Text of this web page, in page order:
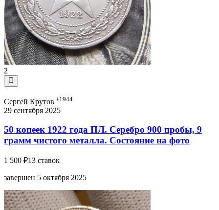
2
Сергей Крутов +1944
29 сентября 2025
50 копеек 1922 года ПЛ. Серебро 900 пробы, 9
грамм чистого металла. Состояние на фото
1 500 ₽13 ставок
завершен 5 октября 2025